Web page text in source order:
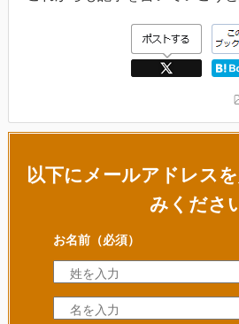
以下にメールアドレス
みくださ
お名前（必須）